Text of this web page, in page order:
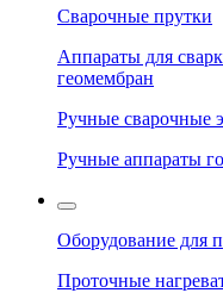
Сварочные прутки
Аппараты для
геомембран
Ручные сварочные
Ручные аппараты
Оборудование для
Проточные